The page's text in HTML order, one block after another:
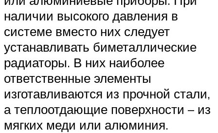
наличии высокого давления в
системе вместо них следует
устанавливать биметаллические
радиаторы. В них наиболее
ответственные элементы
изготавливаются из прочной стали,
а теплоотдающие поверхности – из
мягких меди или алюминия.